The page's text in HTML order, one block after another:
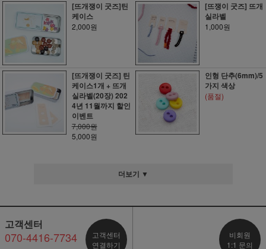
[뜨개쟁이 굿즈]틴
케이스
2,000원
[뜨쟁이 굿즈] 뜨개
실라벨
1,000원
[뜨개쟁이 굿즈] 틴
케이스1개 + 뜨개
실라벨(20장) 202
4년 11월까지 할인
이벤트
7,000원
5,000원
인형 단추(6mm)/5
가지 색상
(품절)
더보기 ▼
고객센터
070-4416-7734
고객센터
연결하기
비회원
1:1 문의